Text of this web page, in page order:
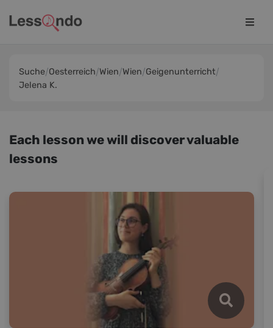
Suche Oesterreich Wien Wien Geigenunterricht
Jelena K.
Each lesson we will discover valuable
lessons